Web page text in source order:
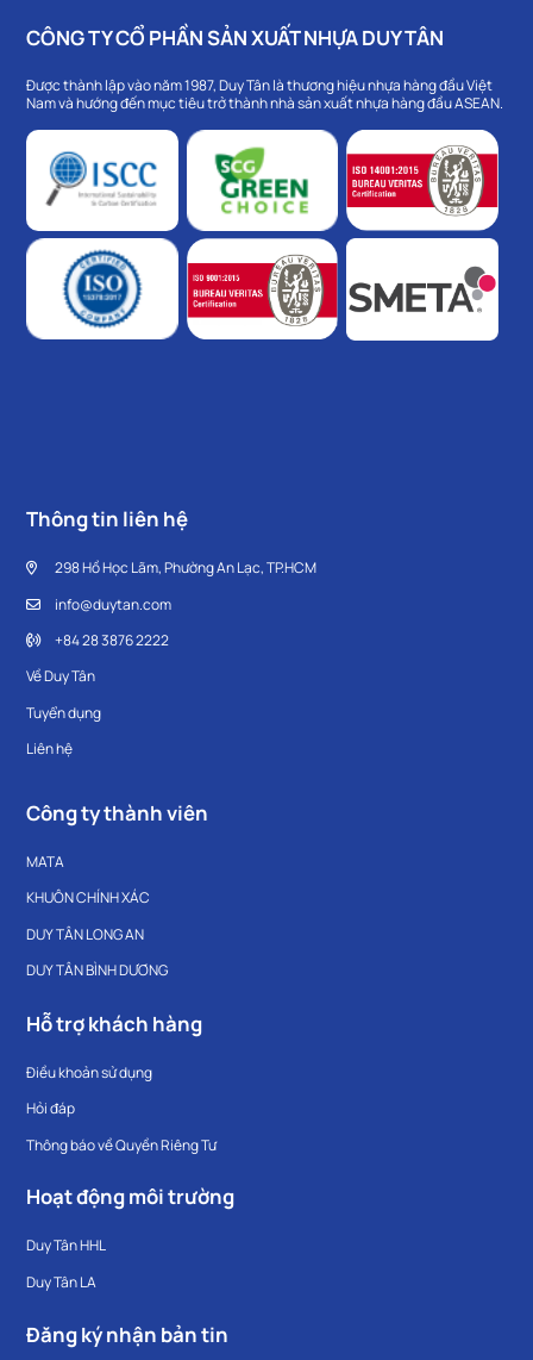
CÔNG TY CỔ PHẦN SẢN XUẤT NHỰA DUY TÂN
Được thành lập vào năm 1987, Duy Tân là thương hiệu nhựa hàng đầu Việt
Nam và hướng đến mục tiêu trở thành nhà sản xuất nhựa hàng đầu ASEAN.
Thông tin liên hệ
298 Hồ Học Lãm, Phường An Lạc, TP.HCM
info@duytan.com
+84 28 3876 2222
Về Duy Tân
Tuyển dụng
Liên hệ
Công ty thành viên
MATA
KHUÔN CHÍNH XÁC
DUY TÂN LONG AN
DUY TÂN BÌNH DƯƠNG
Hỗ trợ khách hàng
Điều khoản sử dụng
Hỏi đáp
Thông báo về Quyền Riêng Tư
Hoạt động môi trường
Duy Tân HHL
Duy Tân LA
Đăng ký nhận bản tin